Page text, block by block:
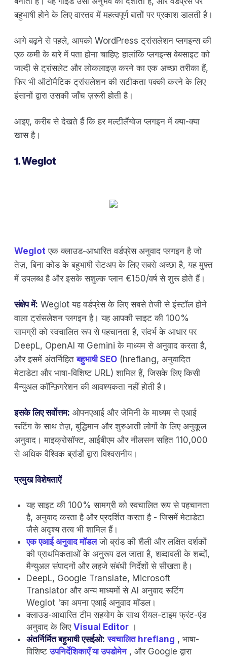
बहुभाषी होने के लिए वास्तव में महत्वपूर्ण बातों पर प्रकाश डालती है।
आगे बढ़ने से पहले, आपको WordPress ट्रांसलेशन प्लगइन्स की
एक कमी के बारे में पता होना चाहिए: हालांकि प्लगइन्स वेबसाइट को
जल्दी से ट्रांसलेट और लोकलाइज़ करने का एक अच्छा तरीका हैं,
फिर भी ऑटोमैटिक ट्रांसलेशन की सटीकता पक्की करने के लिए
इंसानों द्वारा उसकी जाँच ज़रूरी होती है।
आइए, करीब से देखते हैं कि हर मल्टीलैंग्वेज प्लगइन में क्या-क्या
खास है।
1. Weglot
Weglot एक क्लाउड-आधारित वर्डप्रेस अनुवाद प्लगइन है जो
तेज़, बिना कोड के बहुभाषी सेटअप के लिए सबसे अच्छा है, यह मुफ़्त
में उपलब्ध है और इसके सशुल्क प्लान €150/वर्ष से शुरू होते हैं।
संक्षेप में: Weglot यह वर्डप्रेस के लिए सबसे तेजी से इंस्टॉल होने
वाला ट्रांसलेशन प्लगइन है। यह आपकी साइट की 100%
सामग्री को स्वचालित रूप से पहचानता है, संदर्भ के आधार पर
DeepL, OpenAI या Gemini के माध्यम से अनुवाद करता है,
और इसमें अंतर्निहितबहुभाषी SEO (hreflang, अनुवादित
मेटाडेटा और भाषा-विशिष्ट URL) शामिल हैं, जिसके लिए किसी
मैन्युअल कॉन्फ़िगरेशन की आवश्यकता नहीं होती है।
इसके लिए सर्वोत्तम: ओपनएआई और जेमिनी के माध्यम से एआई
रूटिंग के साथ तेज़, बुद्धिमान और शुरुआती लोगों के लिए अनुकूल
अनुवाद। माइक्रोसॉफ्ट, आईबीएम और नीलसन सहित 110,000
से अधिक वैश्विक ब्रांडों द्वारा विश्वसनीय।
प्रमुख विशेषताऐं
यह साइट की 100% सामग्री को स्वचालित रूप से पहचानता
है, अनुवाद करता है और प्रदर्शित करता है - जिसमें मेटाडेटा
जैसे अदृश्य तत्व भी शामिल हैं।
एक एआई अनुवाद मॉडलजो ब्रांड की शैली और लक्षित दर्शकों
की प्राथमिकताओं के अनुरूप ढल जाता है, शब्दावली के शब्दों,
मैन्युअल संपादनों और लहजे संबंधी निर्देशों से सीखता है।
DeepL, Google Translate, Microsoft
Translator और अन्य माध्यमों से AI अनुवाद रूटिंग
Weglot 'का अपना एआई अनुवाद मॉडल।
क्लाउड-आधारित टीम सहयोग के साथ रीयल-टाइम फ्रंट-एंड
अनुवाद के लिए Visual Editor ।
अंतर्निर्मित बहुभाषी एसईओ: स्वचालित hreflang , भाषा-
विशिष्टउपनिर्देशिकाएँ या उपडोमेन, और Google द्वारा